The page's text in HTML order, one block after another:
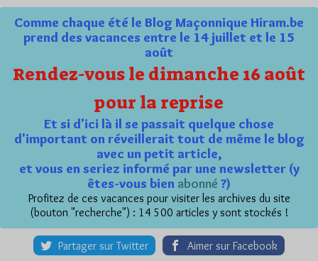
Comme chaque été le Blog Maçonnique Hiram.be
prend des vacances entre le 14 juillet et le 15
août
Rendez-vous le dimanche 16 août
pour la reprise
Et si d'ici là il se passait quelque chose
d'important on réveillerait tout de même le blog
avec un petit article,
et vous en seriez informé par une newsletter (y
êtes-vous bien abonné ?)
Profitez de ces vacances pour visiter les archives du site
(bouton "recherche") : 14 500 articles y sont stockés !
Partager sur Twitter Aimer sur Facebook